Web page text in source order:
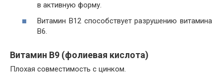
в активную форму.
Витамин В12 способствует разрушению витамина
В6.
Витамин В9 (фолиевая кислота)
Плохая совместимость с цинком.